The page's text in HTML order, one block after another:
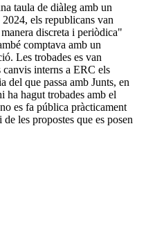
taula de diàleg amb un
els republicans van
discreta i periòdica"
comptava amb un
Les trobades es van
canvis interns a ERC els
del que passa amb Junts, en
ha hagut trobades amb el
es fa pública pràcticament
les propostes que es posen